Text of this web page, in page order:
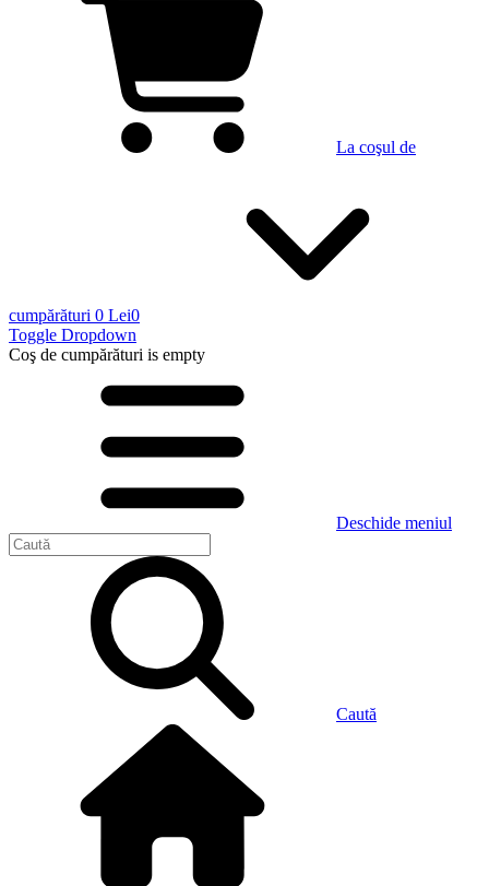
La coşul de
cumpărături 0 Lei0
Toggle Dropdown
Coş de cumpărături is empty
Deschide meniul
Caută